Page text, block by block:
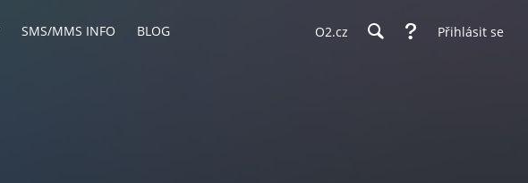
SMS/MMS INFO BLOG O2.cz Přihlásit se